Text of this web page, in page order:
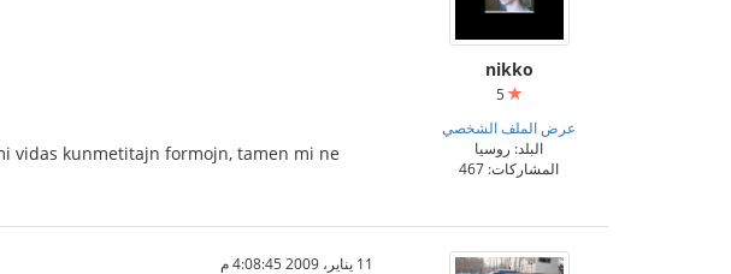
nikko
5
عرض الملف الشخصي
البلد: روسيا
المشاركات: 467
vidas kunmetitajn formojn, tamen mi ne
11 يناير، 2009 4:08:45 م